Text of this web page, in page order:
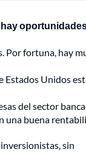
Por fortuna, hay
Estados Unidos
del sector
una buena
sin